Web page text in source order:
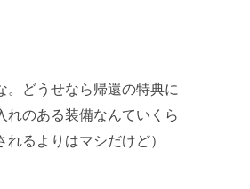
。どうせなら帰還の特典に
れのある装備なんていくら
るよりはマシだけど）